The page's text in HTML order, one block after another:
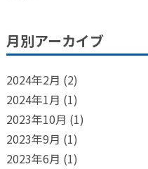
月別アーカイブ
2024年2月 (2)
2024年1月 (1)
2023年10月 (1)
2023年9月 (1)
2023年6月 (1)